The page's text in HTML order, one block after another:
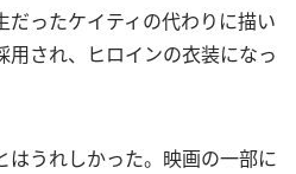
だったケイティの代わりに描い
用され、ヒロインの衣装になっ
はうれしかった。映画の一部に